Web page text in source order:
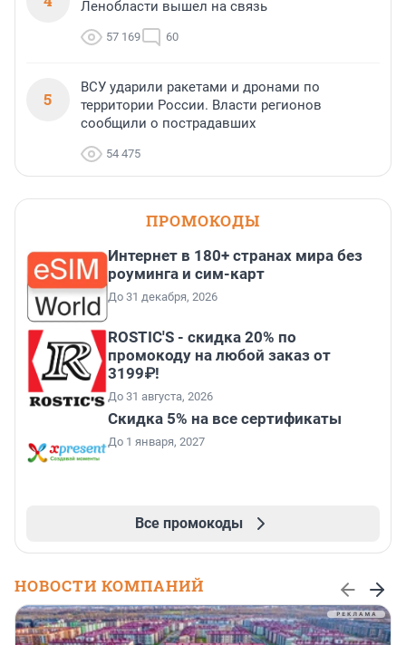
Ленобласти вышел на связь
57 169 60
5
ВСУ ударили ракетами и дронами по
территории России. Власти регионов
сообщили о пострадавших
54 475
ПРОМОКОДЫ
Интернет в 180+ странах мира без
роуминга и сим-карт
До 31 декабря, 2026
ROSTIC'S - скидка 20% по
промокоду на любой заказ от
3199₽!
До 31 августа, 2026
Скидка 5% на все сертификаты
До 1 января, 2027
Все промокоды
НОВОСТИ КОМПАНИЙ